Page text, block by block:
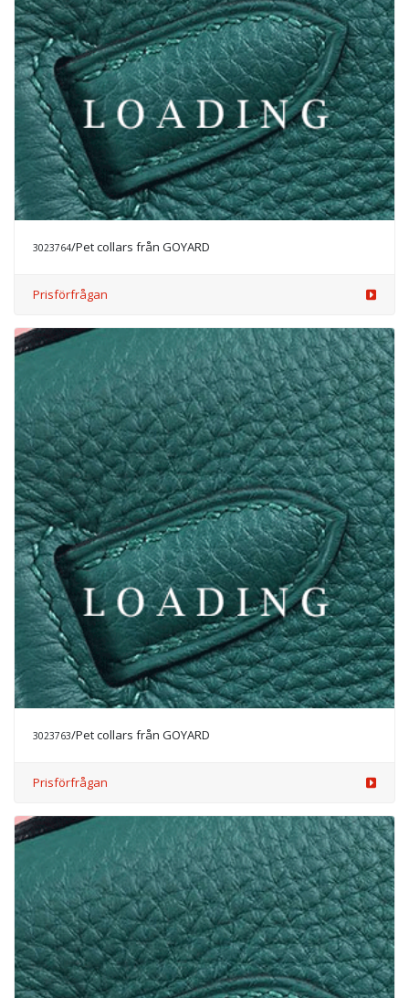
3023764/Pet collars från GOYARD
Prisförfrågan
3023763/Pet collars från GOYARD
Prisförfrågan